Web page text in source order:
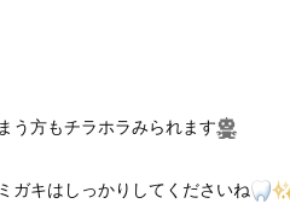
う方もチラホラみられます
ガキはしっかりしてくださいね